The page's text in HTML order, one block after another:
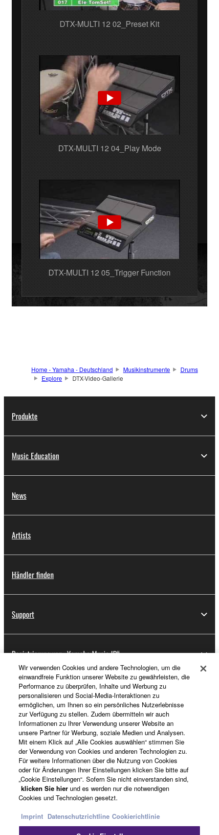
DTX-MULTI 12 02_Preset Kit
DTX-MULTI 12 04_Play Mode
DTX-MULTI 12 05_Trigger Function
Home - Yamaha - Deutschland Musikinstrumente
Drums
Explore
DTX-Video-Gallerie
Produkte
Music Education
News
Artists
Händler finden
Support
Registrierung von „Yamaha Music ID“
Über Yamaha
Deutschland - German
Business
Wir verwenden Cookies und andere Technologien, um die
einwandfreie Funktion unserer Website zu gewährleisten, die
Performance zu überprüfen, Inhalte und Werbung zu
personalisieren und Social-Media-Interaktionen zu
ermöglichen, um Ihnen so ein persönliches Nutzerlebnisse
zur Verfügung zu stellen. Zudem übermitteln wir auch
Informationen zu Ihrer Verwendung unserer Website an
unsere Partner für Werbung, soziale Medien und Analysen.
Mit einem Klick auf „Alle Cookies auswählen“ stimmen Sie
der Verwendung von Cookies und anderen Technologien zu.
Für weitere Informationen über die Nutzung von Cookies
oder für Änderungen Ihrer Einstellungen klicken Sie bitte auf
„Cookie Einstellungen“. Sofern Sie nicht einverstanden sind,
klicken Sie hier und es werden nur die notwendigen
Cookies und Technologien gesetzt.
Imprint Datenschutzrichtline Cookierichtlinie